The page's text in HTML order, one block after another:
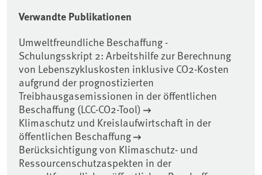
Verwandte Publikationen
Umweltfreundliche Beschaffung -
Schulungsskript 2: Arbeitshilfe zur Berechnung
von Lebenszykluskosten inklusive CO2-Kosten
aufgrund der prognostizierten
Treibhausgasemissionen in der öffentlichen
Beschaffung (LCC-CO2-Tool)
Klimaschutz und Kreislaufwirtschaft in der
öffentlichen Beschaffung
Berücksichtigung von Klimaschutz- und
Ressourcenschutzaspekten in der